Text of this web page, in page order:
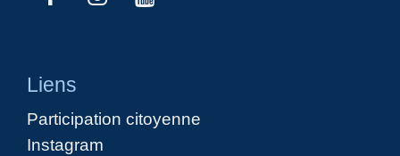
Liens
Participation citoyenne
Instagram